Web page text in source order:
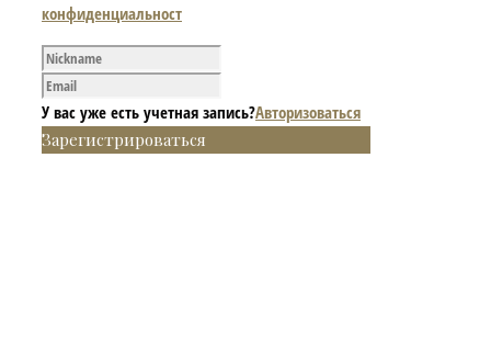
конфиденциальност
У вас уже есть учетная запись?Авторизоваться
Зарегистрироваться